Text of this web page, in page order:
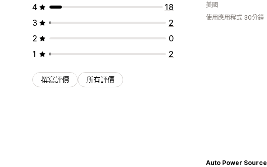
4
18
3
2
2
0
1
2
撰寫評價 所有評價
美國
使用應用程式 30分鐘
Auto Power Source